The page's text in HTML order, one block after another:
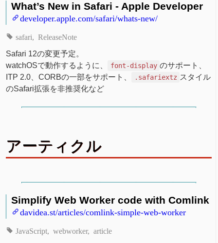
What’s New in Safari - Apple Developer
developer.apple.com/safari/whats-new/
safari ReleaseNote
Safari 12の変更予定。
watchOSで動作するように、
font-display のサポート、
ITP 2.0、CORBの一部をサポート、
.safariextz スタイル
のSafari拡張を非推奨化など
アーティクル
Simplify Web Worker code with Comlink
davidea.st/articles/comlink-simple-web-worker
JavaScript webworker article